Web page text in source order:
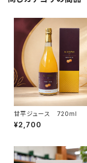
甘平ジュース 720ml
¥2,700